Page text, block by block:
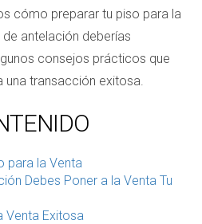
cómo preparar tu piso para la
antelación deberías
consejos prácticos que
una transacción exitosa.
para la Venta
Debes Poner a la Venta Tu
Venta Exitosa